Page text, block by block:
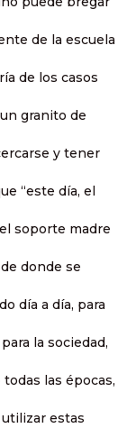
de la escuela
de los casos
granito de
y tener
“este día, el
soporte madre
donde se
día a día, para
la sociedad,
las épocas,
estas